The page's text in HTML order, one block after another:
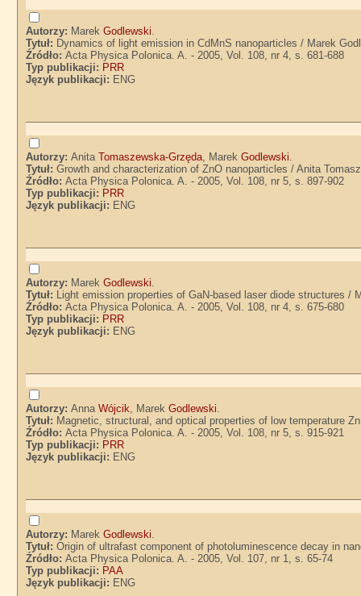
Autorzy: MarekGodlewski.
Tytuł: Dynamics of light emission in CdMnS nanoparticles / Marek
Źródło:Acta Physica Polonica. A. - 2005, Vol. 108, nr 4, s. 681-688
Typ publikacji: PRR
Język publikacji: ENG
Autorzy:AnitaTomaszewska-Grzęda, MarekGodlewski.
Tytuł:Growth and characterization of ZnO nanoparticles / Anita
Źródło:Acta Physica Polonica. A. - 2005, Vol. 108, nr 5, s. 897-902
Typ publikacji: PRR
Język publikacji: ENG
Autorzy: MarekGodlewski.
Tytuł: Light emission properties of GaN-based laser diode structures /
Źródło:Acta Physica Polonica. A. - 2005, Vol. 108, nr 4, s. 675-680
Typ publikacji: PRR
Język publikacji: ENG
Autorzy:AnnaWójcik, MarekGodlewski.
Tytuł: Magnetic, structural, and optical properties of low temperature
Źródło:Acta Physica Polonica. A. - 2005, Vol. 108, nr 5, s. 915-921
Typ publikacji: PRR
Język publikacji: ENG
Autorzy: MarekGodlewski.
Tytuł:Origin of ultrafast component of photoluminescence decay in
Źródło:Acta Physica Polonica. A. - 2005, Vol. 107, nr 1, s. 65-74
Typ publikacji: PAA
Język publikacji: ENG